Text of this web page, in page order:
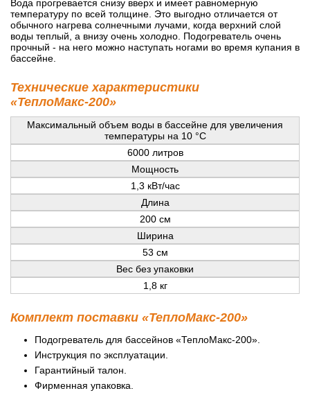
Вода прогревается снизу вверх и имеет равномерную
температуру по всей толщине. Это выгодно отличается от
обычного нагрева солнечными лучами, когда верхний слой
воды теплый, а внизу очень холодно. Подогреватель очень
прочный - на него можно наступать ногами во время купания в
бассейне.
Технические характеристики
«ТеплоМакс-200»
Максимальный объем воды в бассейне для увеличения
температуры на 10 °C
6000 литров
Мощность
1,3 кВт/час
Длина
200 см
Ширина
53 см
Вес без упаковки
1,8 кг
Комплект поставки «ТеплоМакс-200»
Подогреватель для бассейнов «ТеплоМакс-200».
Инструкция по эксплуатации.
Гарантийный талон.
Фирменная упаковка.